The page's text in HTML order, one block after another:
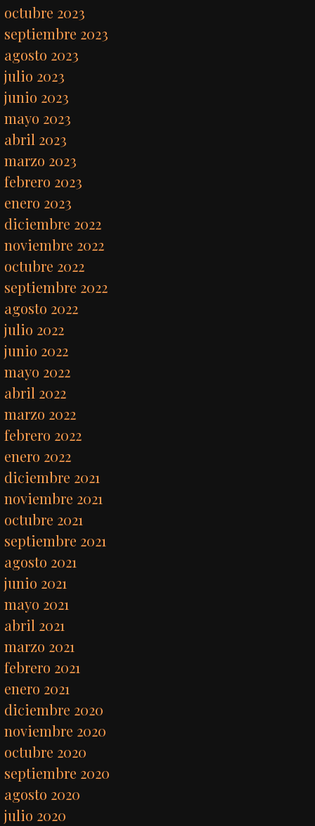
octubre 2023
septiembre 2023
agosto 2023
julio 2023
junio 2023
mayo 2023
abril 2023
marzo 2023
febrero 2023
enero 2023
diciembre 2022
noviembre 2022
octubre 2022
septiembre 2022
agosto 2022
julio 2022
junio 2022
mayo 2022
abril 2022
marzo 2022
febrero 2022
enero 2022
diciembre 2021
noviembre 2021
octubre 2021
septiembre 2021
agosto 2021
junio 2021
mayo 2021
abril 2021
marzo 2021
febrero 2021
enero 2021
diciembre 2020
noviembre 2020
octubre 2020
septiembre 2020
agosto 2020
julio 2020